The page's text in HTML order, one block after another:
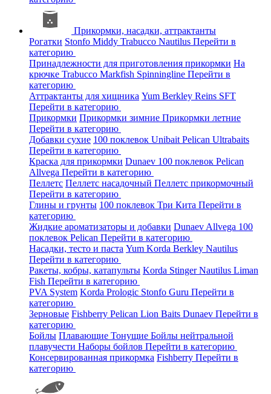
Прикормки, насадки, аттрактанты
Рогатки Stonfo Middy Trabucco Nautilus Перейти в
категорию
Принадлежности для приготовления прикормки На
крючке Trabucco Markfish Spinningline Перейти в
категорию
Аттрактанты для хищника Yum Berkley Reins SFT
Перейти в категорию
Прикормки Прикормки зимние Прикормки летние
Перейти в категорию
Добавки сухие 100 поклевок Unibait Pelican Ultrabaits
Перейти в категорию
Краска для прикормки Dunaev 100 поклевок Pelican
Allvega Перейти в категорию
Пеллетс Пеллетс насадочный Пеллетс прикормочный
Перейти в категорию
Глины и грунты 100 поклевок Три Кита Перейти в
категорию
Жидкие ароматизаторы и добавки Dunaev Allvega 100
поклевок Pelican Перейти в категорию
Насадки, тесто и паста Yum Korda Berkley Nautilus
Перейти в категорию
Ракеты, кобры, катапульты Korda StingerNautilus Liman
Fish Перейти в категорию
PVA System Korda Prologic Stonfo Guru Перейти в
категорию
Зерновые Fishberry Pelican Lion Baits Dunaev Перейти в
категорию
Бойлы Плавающие Тонущие Бойлы нейтральной
плавучести Наборы бойлов Перейти в категорию
Консервированная прикормка Fishberry Перейти в
категорию